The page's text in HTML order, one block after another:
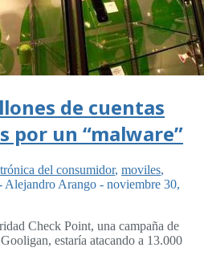
de cuentas
por un “malware”
del consumidor, moviles,
Alejandro Arango - noviembre 30,
Check Point, una campaña de
estaría atacando a 13.000